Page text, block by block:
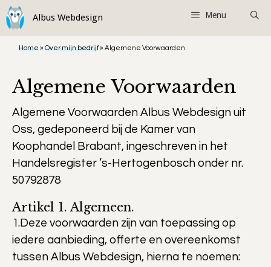
Ga
naar
Menu
Home»Over mijn bedrijf»Algemene Voorwaarden
Algemene Voorwaarden
Algemene Voorwaarden Albus Webdesign uit
Oss, gedeponeerd bij de Kamer van
Koophandel Brabant, ingeschreven in het
Handelsregister ’s-Hertogenbosch onder nr.
50792878
Artikel 1. Algemeen.
1.Deze voorwaarden zijn van toepassing op
iedere aanbieding, offerte en overeenkomst
tussen Albus Webdesign, hierna te noemen: